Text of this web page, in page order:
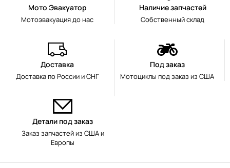
Мото Эвакуатор
Мотоэвакуация до нас
Наличие запчастей
Собственный склад
Доставка
Доставка по России и СНГ
Под заказ
Мотоциклы под заказ из США
Детали под заказ
Заказ запчастей из США и
Европы